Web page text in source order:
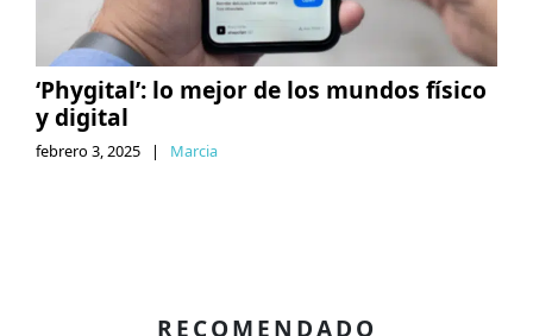
‘Phygital’: lo mejor de los mundos físico
y digital
febrero 3, 2025 | Marcia
RECOMENDADO